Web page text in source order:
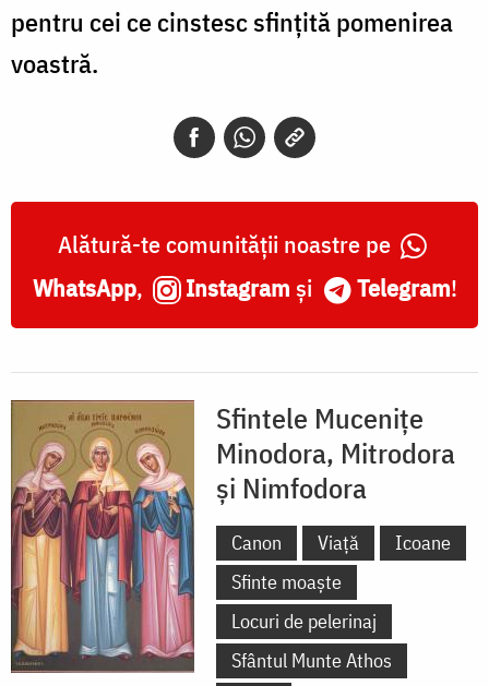
pentru cei ce cinstesc sfinţită pomenirea
voastră.
Alătură-te comunității noastre pe
WhatsApp, Instagram și Telegram!
Sfintele Mucenițe
Minodora, Mitrodora
și Nimfodora
Canon Viață
Icoane
Sfinte moaște
Locuri de pelerinaj
Sfântul Munte Athos